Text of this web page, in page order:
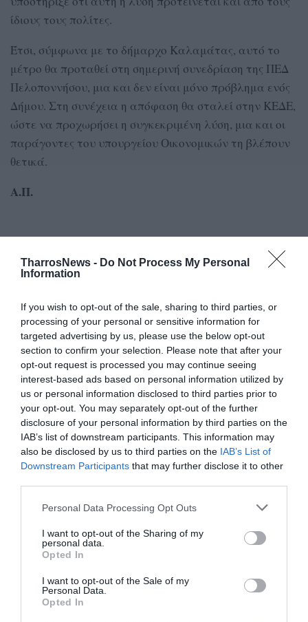
TharrosNews - Do Not Process My Personal
Information
If you wish to opt-out of the sale, sharing to third parties, or
processing of your personal or sensitive information for
targeted advertising by us, please use the below opt-out
section to confirm your selection. Please note that after your
opt-out request is processed you may continue seeing
interest-based ads based on personal information utilized by
us or personal information disclosed to third parties prior to
your opt-out. You may separately opt-out of the further
disclosure of your personal information by third parties on the
IAB’s list of downstream participants. This information may
also be disclosed by us to third parties on the IAB’s List of
Downstream Participants that may further disclose it to other
Personal Data Processing Opt Outs
I want to opt-out of the Sharing of my
personal data.
Opted In
I want to opt-out of the Sale of my
Personal Data.
Opted In
ίδιους τους πολίτες.
Έτσι, σύμφωνα με το δήμαρχο Καλαμάτας, αυτό το
μέτρο θα προταθεί στη σημερινή συνεδρίαση της ΠΕΔ
Πελοποννήσου, μια και δεν είναι μόνο πρόβλημα ενός
Δήμου. Στη συνέχεια η απόφαση θα σταλεί στην ΚΕΔΕ,
ώστε να προχωρήσει η συγκεκριμένη λύση, μια και οι
παράγοντες του υπουργείου Οικονομικών τη βλέπουν
θετικά.
Α.Π.
Facebook Twitter